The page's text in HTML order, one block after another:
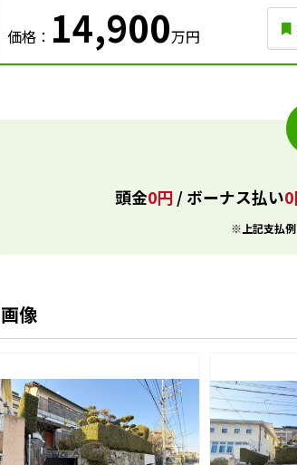
価格： 14,900万円
頭金0円/ ボーナス払い
※上記支払
画像